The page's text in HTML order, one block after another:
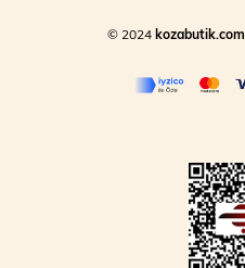
© 2024kozabutik.com